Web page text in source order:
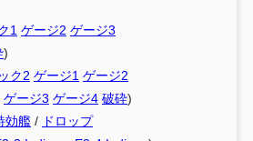
1 ゲージ2 ゲージ3
)
ク2 ゲージ1 ゲージ2
ゲージ3 ゲージ4 破砕)
効艦/ ドロップ